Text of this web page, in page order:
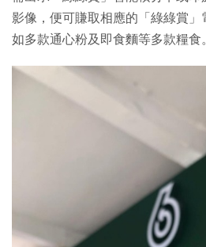
影像，便可賺取相應的「綠綠賞」
如多款通心粉及即食麵等多款糧食